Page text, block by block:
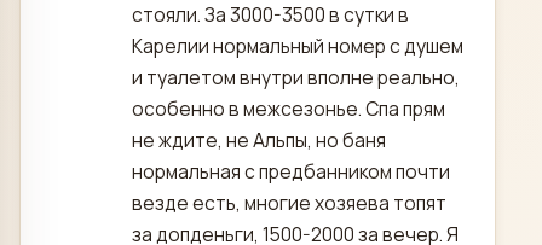
стояли. За 3000-3500 в сутки в
Карелии нормальный номер с душем
и туалетом внутри вполне реально,
особенно в межсезонье. Спа прям
не ждите, не Альпы, но баня
нормальная с предбанником почти
везде есть, многие хозяева топят
за допденьги, 1500-2000 за вечер. Я